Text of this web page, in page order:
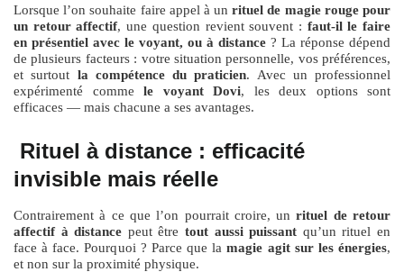
Lorsque l’on souhaite faire appel à unrituel de magie rouge pour
un retour affectif, une question revient souvent : faut-il le faire
en présentiel avec le voyant, ou à distance ? La réponse dépend
de plusieurs facteurs : votre situation personnelle, vos préférences,
et surtout la compétence du praticien. Avec un professionnel
expérimenté comme le voyant Dovi, les deux options sont
efficaces — mais chacune a ses avantages.
Rituel à distance : efficacité
invisible mais réelle
Contrairement à ce que l’on pourrait croire, unrituel de retour
affectif à distance peut êtretout aussi puissant qu’un rituel en
face à face. Pourquoi ? Parce que lamagie agit sur les énergies,
et non sur la proximité physique.